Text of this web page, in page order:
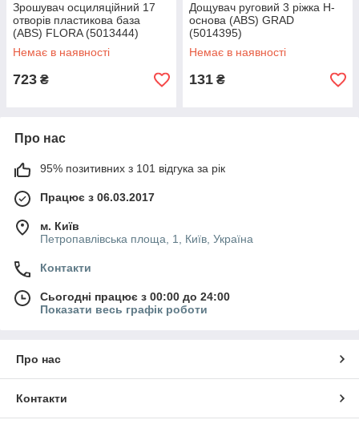
Зрошувач осциляційний 17
отворів пластикова база
(ABS) FLORA (5013444)
Немає в наявності
723 ₴
Дощувач руговий 3 ріжка Н-
основа (ABS) GRAD
(5014395)
Немає в наявності
131 ₴
Про нас
95% позитивних з 101 відгука за рік
Працює з 06.03.2017
м. Київ
Петропавлівська площа, 1, Київ, Україна
Контакти
Сьогодні працює з 00:00 до 24:00
Показати весь графік роботи
Про нас
Контакти